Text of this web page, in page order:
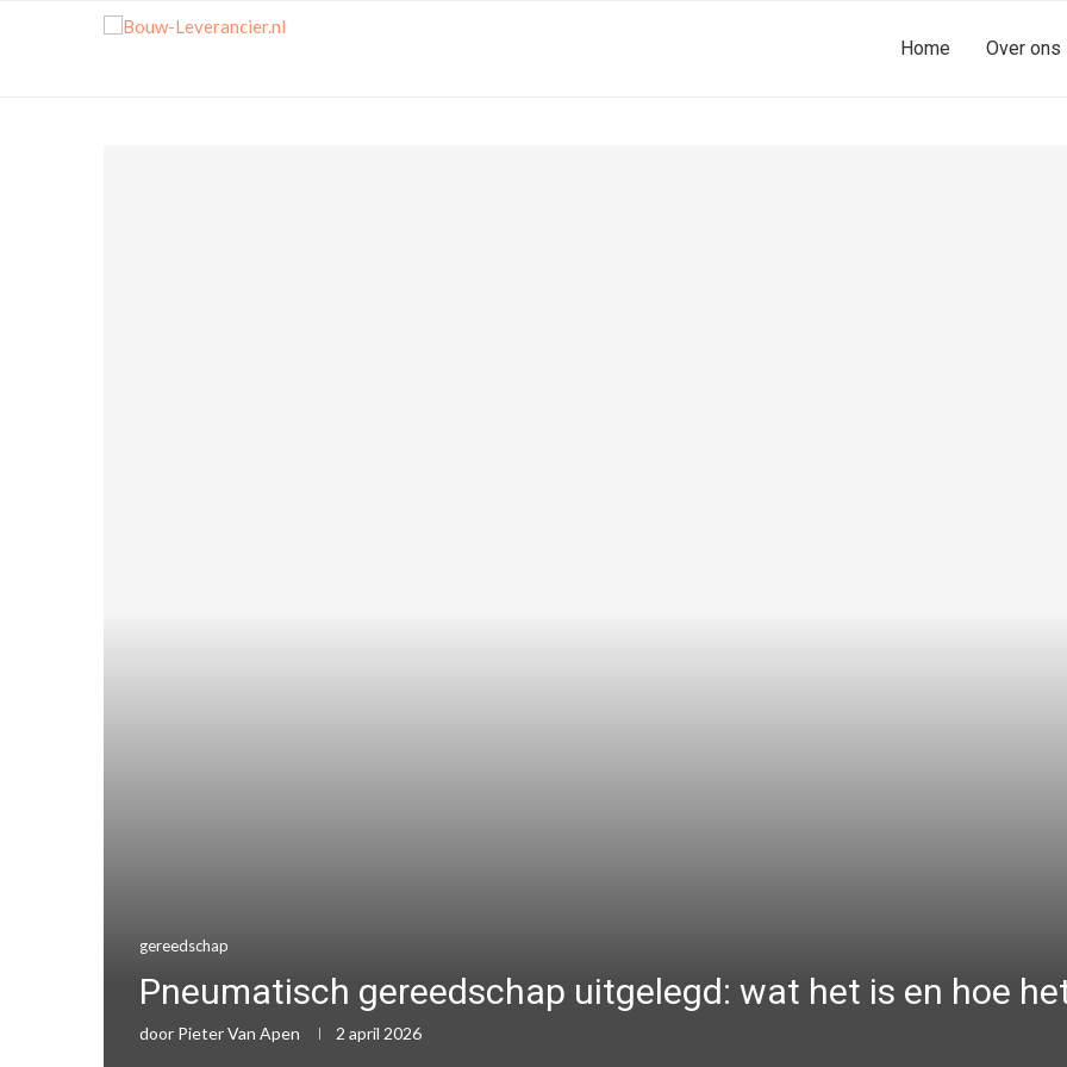
Home Over ons
gereedschap
Pneumatisch gereedschap uitgelegd: wat het is en hoe
door Pieter Van Apen 2 april 2026